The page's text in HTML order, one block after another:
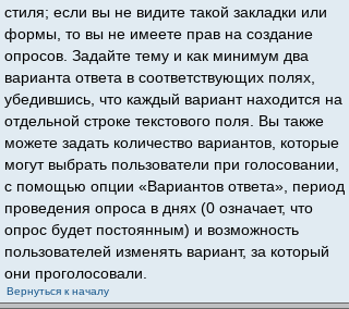
стиля; если вы не видите такой закладки или
формы, то вы не имеете прав на создание
опросов. Задайте тему и как минимум два
варианта ответа в соответствующих полях,
убедившись, что каждый вариант находится на
отдельной строке текстового поля. Вы также
можете задать количество вариантов, которые
могут выбрать пользователи при голосовании,
с помощью опции «Вариантов ответа», период
проведения опроса в днях (0 означает, что
опрос будет постоянным) и возможность
пользователей изменять вариант, за который
они проголосовали.
Вернуться к началу